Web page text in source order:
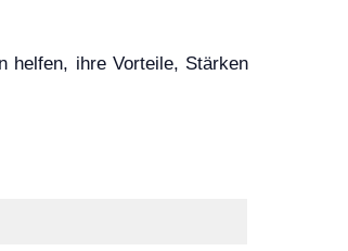
helfen, ihre Vorteile, Stärken